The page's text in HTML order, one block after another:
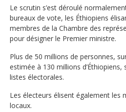
Le scrutin s’est déroulé
bureaux de vote, les Éthiopiens
membres de la Chambre des
pour désigner le Premier ministre.
Plus de 50 millions de personnes,
estimée à 130 millions d’Éthiopiens,
listes électorales.
Les électeurs élisent également les
locaux.